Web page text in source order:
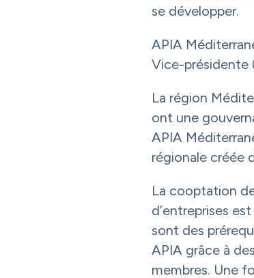
se développer.
APIA
Vice-présidente
La région
ont une
APIA
régionale créée
La cooptation
d’entreprises
sont des
APIA grâce à
membres. Une